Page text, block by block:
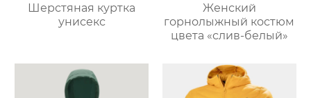
Шерстяная куртка
унисекс
Женский
горнолыжный костюм
цвета «слив-белый»